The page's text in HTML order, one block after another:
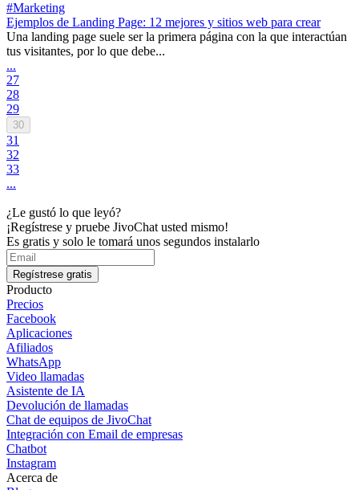
#Marketing
Ejemplos de Landing Page: 12 mejores y sitios web para crear
Una landing page suele ser la primera página con la que interactúan
tus visitantes, por lo que debe...
...
27
28
29
30
31
32
33
...
¿Le gustó lo que leyó?
¡Regístrese y pruebe JivoChat usted mismo!
Es gratis y solo le tomará unos segundos instalarlo
Regístrese gratis
Producto
Precios
Facebook
Aplicaciones
Afiliados
WhatsApp
Video llamadas
Asistente de IA
Devolución de llamadas
Chat de equipos de JivoChat
Integración con Email de empresas
Chatbot
Instagram
Acerca de